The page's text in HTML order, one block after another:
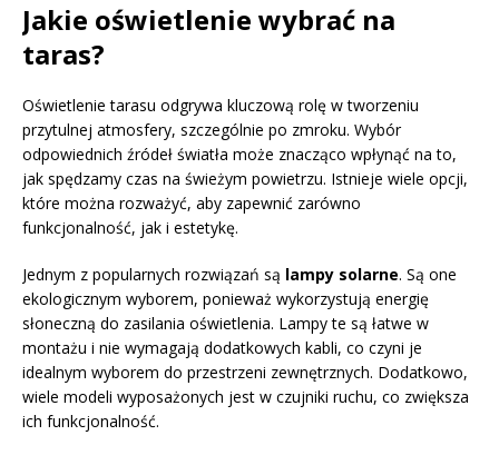
Jakie oświetlenie wybrać na
taras?
Oświetlenie tarasu odgrywa kluczową rolę w tworzeniu
przytulnej atmosfery, szczególnie po zmroku. Wybór
odpowiednich źródeł światła może znacząco wpłynąć na to,
jak spędzamy czas na świeżym powietrzu. Istnieje wiele opcji,
które można rozważyć, aby zapewnić zarówno
funkcjonalność, jak i estetykę.
Jednym z popularnych rozwiązań są lampy solarne. Są one
ekologicznym wyborem, ponieważ wykorzystują energię
słoneczną do zasilania oświetlenia. Lampy te są łatwe w
montażu i nie wymagają dodatkowych kabli, co czyni je
idealnym wyborem do przestrzeni zewnętrznych. Dodatkowo,
wiele modeli wyposażonych jest w czujniki ruchu, co zwiększa
ich funkcjonalność.